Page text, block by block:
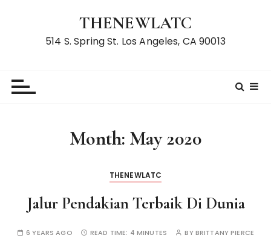
THENEWLATC
514 S. Spring St. Los Angeles, CA 90013
Month: May 2020
THENEWLATC
Jalur Pendakian Terbaik Di Dunia
6 YEARS AGO READ TIME: 4 MINUTES BYBRITTANY PIERCE